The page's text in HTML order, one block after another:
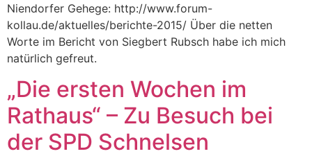
Niendorfer Gehege: http://www.forum-
kollau.de/aktuelles/berichte-2015/ Über die netten
Worte im Bericht von Siegbert Rubsch habe ich mich
natürlich gefreut.
„Die ersten Wochen im
Rathaus“ – Zu Besuch bei
der SPD Schnelsen